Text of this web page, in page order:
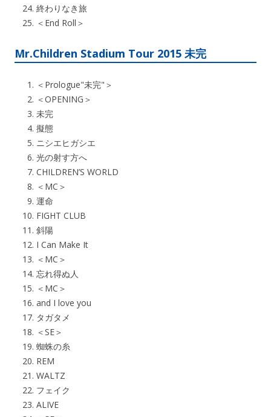
終わりなき旅
＜End Roll＞
Mr.Children Stadium Tour 2015 未完
＜Prologue"未完"＞
＜OPENING＞
未完
擬態
ニシエヒガシエ
光の射す方へ
CHILDREN’S WORLD
＜MC＞
運命
FIGHT CLUB
斜陽
I Can Make It
＜MC＞
忘れ得ぬ人
＜MC＞
and I love you
タガタメ
＜SE＞
蜘蛛の糸
REM
WALTZ
フェイク
ALIVE